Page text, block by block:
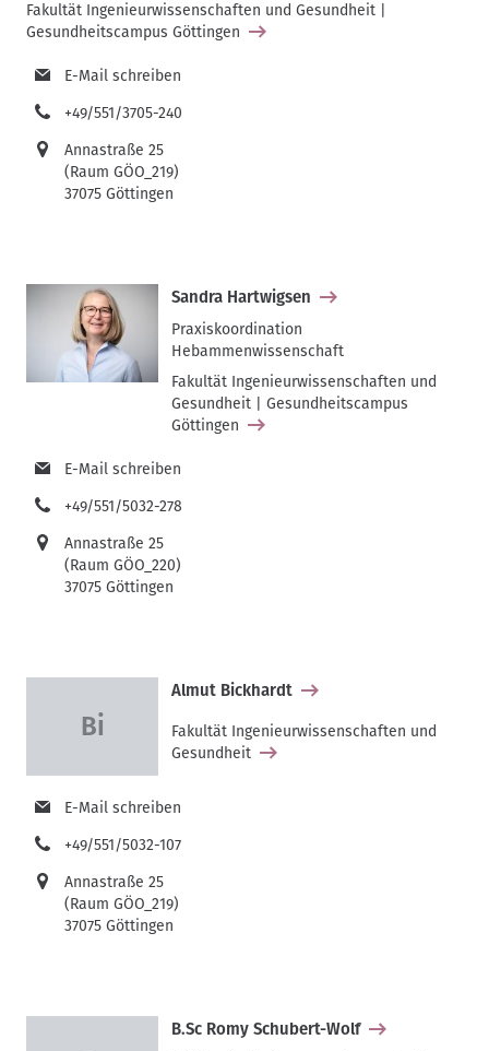
Fakultät Ingenieurwissenschaften und Gesundheit |
Gesundheitscampus Göttingen
E-Mail schreiben
+49/551/3705-240
Annastraße 25
(Raum GÖO_219)
37075 Göttingen
Sandra Hartwigsen
Praxiskoordination
Hebammenwissenschaft
Fakultät Ingenieurwissenschaften und
Gesundheit | Gesundheitscampus
Göttingen
E-Mail schreiben
+49/551/5032-278
Annastraße 25
(Raum GÖO_220)
37075 Göttingen
Almut Bickhardt
Fakultät Ingenieurwissenschaften und
Gesundheit
E-Mail schreiben
+49/551/5032-107
Annastraße 25
(Raum GÖO_219)
37075 Göttingen
B.Sc Romy Schubert-Wolf